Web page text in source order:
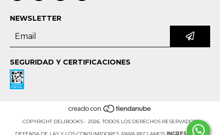
NEWSLETTER
SEGURIDAD Y CERTIFICACIONES
COPYRIGHT DELIBOOKS - 2026. TODOS LOS DERECHOS RESERVADOS.